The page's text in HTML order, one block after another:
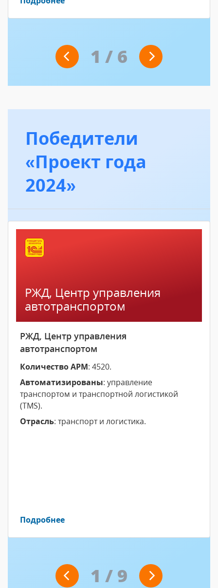
1 / 6
Победители
«Проект года
2024»
РЖД, Центр управления
автотранспортом
РЖД, Центр управления
автотранспортом
Количество АРМ: 4520.
Автоматизированы: управление
транспортом и транспортной логистикой
(TMS).
Отрасль: транспорт и логистика.
Подробнее
1 / 9